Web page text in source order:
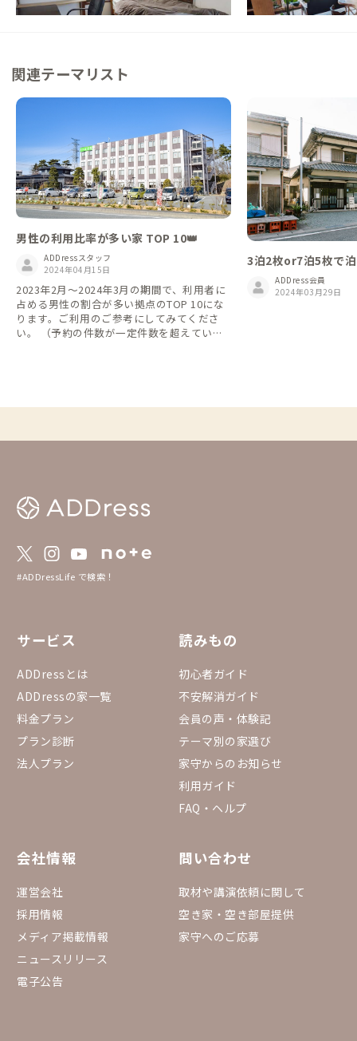
この家からの距離 0km この家からの距離 6km
関連テーマリスト
男性の利用比率が多い家 TOP 10👑
ADDressスタッフ
2024年04月15日
2023年2月～2024年3月の期間で、利用者に
占める男性の割合が多い拠点のTOP 10にな
ります。ご利用のご参考にしてみてくださ
い。 （予約の件数が一定件数を超えている
3泊2枚or7泊5枚で
ADDress会員
2024年03月29日
#ADDressLife で検索！
サービス
ADDressとは
ADDressの家一覧
料金プラン
プラン診断
法人プラン
読みもの
初心者ガイド
不安解消ガイド
会員の声・体験記
テーマ別の家選び
家守からのお知らせ
利用ガイド
FAQ・ヘルプ
会社情報
運営会社
採用情報
メディア掲載情報
ニュースリリース
電子公告
問い合わせ
取材や講演依頼に関して
空き家・空き部屋提供
家守へのご応募